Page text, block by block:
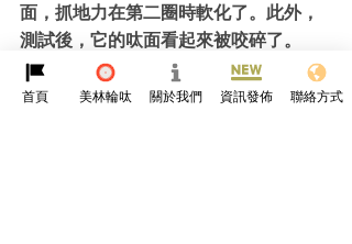
面，抓地力在第二圈時軟化了。此外，
測試後，它的呔面看起來被咬碎了。
由於高滾動阻力、公平的道路改進和令
首頁 美林輪呔 關於我們 資訊發佈 聯絡方式